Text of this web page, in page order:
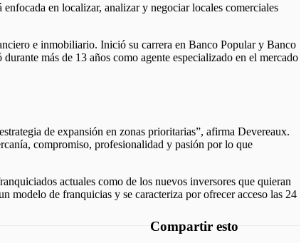
en localizar, analizar y negociar locales comerciales
e inmobiliario. Inició su carrera en Banco Popular y Banco
más de 13 años como agente especializado en el mercado
de expansión en zonas prioritarias”, afirma Devereaux.
compromiso, profesionalidad y pasión por lo que
actuales como de los nuevos inversores que quieran
modelo de franquicias y se caracteriza por ofrecer acceso las 24
Compartir esto